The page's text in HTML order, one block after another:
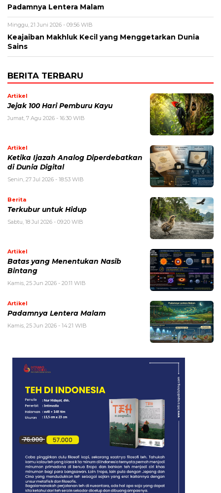
Padamnya Lentera Malam
Minggu, 21 Juni 2026 - 09:56 WIB
Keajaiban Makhluk Kecil yang Menggetarkan Dunia
Sains
BERITA TERBARU
Artikel
Jejak 100 Hari Pemburu Kayu
Jumat, 7 Agu 2026 - 16:30 WIB
Artikel
Ketika Ijazah Analog Diperdebatkan
di Dunia Digital
Senin, 27 Jul 2026 - 18:53 WIB
Berita
Terkubur untuk Hidup
Sabtu, 18 Jul 2026 - 09:20 WIB
Artikel
Batas yang Menentukan Nasib
Bintang
Kamis, 25 Jun 2026 - 20:11 WIB
Artikel
Padamnya Lentera Malam
Kamis, 25 Jun 2026 - 14:21 WIB